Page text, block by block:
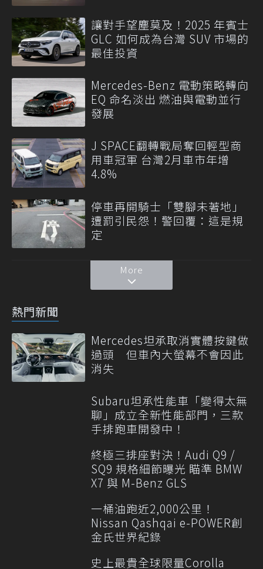
讓對手望塵莫及！2025 年賓士
GLC 如何成為台灣 SUV 市場的
最佳投資
Mercedes-Benz 電動策略轉向
EQ 命名淡出 燃油與電動並行
發展
J SPACE翻轉戰局奪回輕型商
用車冠軍 台灣2月車市年增
4.8%
停車再開騎士「雙腳未著地」
遭罰引民怨！警回覆：這是規
定
More
熱門新聞
Mercedes坦承取消實體按鍵做
過頭 但車內大螢幕不會因此
消失
Subaru坦承性能車「變得太無
聊」成立全新性能部門，三款
手排跑車開發中！
終極三排座對決！Audi Q9 /
SQ9 規格細節曝光 瞄準 BMW
X7 與 M-Benz GLS
一桶油跑近2,000公里！
Nissan Qashqai e-POWER創
金氏世界紀錄
史上最貴全球限量Corolla